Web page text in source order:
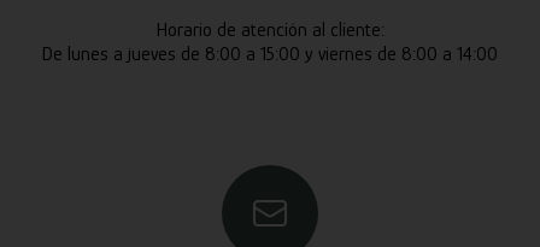
Horario de atención al cliente:
De lunes a jueves de 8:00 a 15:00 y viernes de 8:00 a 14:00